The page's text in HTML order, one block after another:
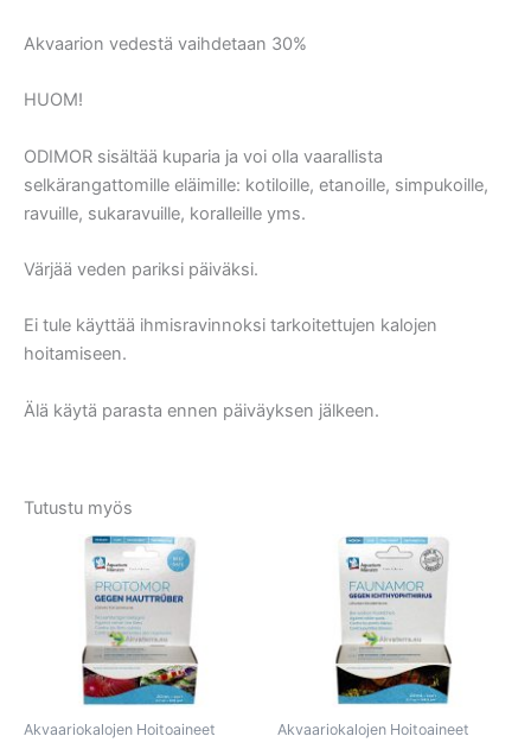
Akvaarion vedestä vaihdetaan 30%
HUOM!
ODIMOR sisältää kuparia ja voi olla vaarallista
selkärangattomille eläimille: kotiloille, etanoille, simpukoille,
ravuille, sukaravuille, koralleille yms.
Värjää veden pariksi päiväksi.
Ei tule käyttää ihmisravinnoksi tarkoitettujen kalojen
hoitamiseen.
Älä käytä parasta ennen päiväyksen jälkeen.
Tutustu myös
Akvaariokalojen Hoitoaineet Akvaariokalojen Hoitoaineet